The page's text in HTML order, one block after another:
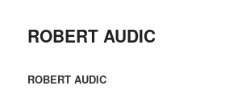
principal
ROBERT AUDIC
ROBERT AUDIC